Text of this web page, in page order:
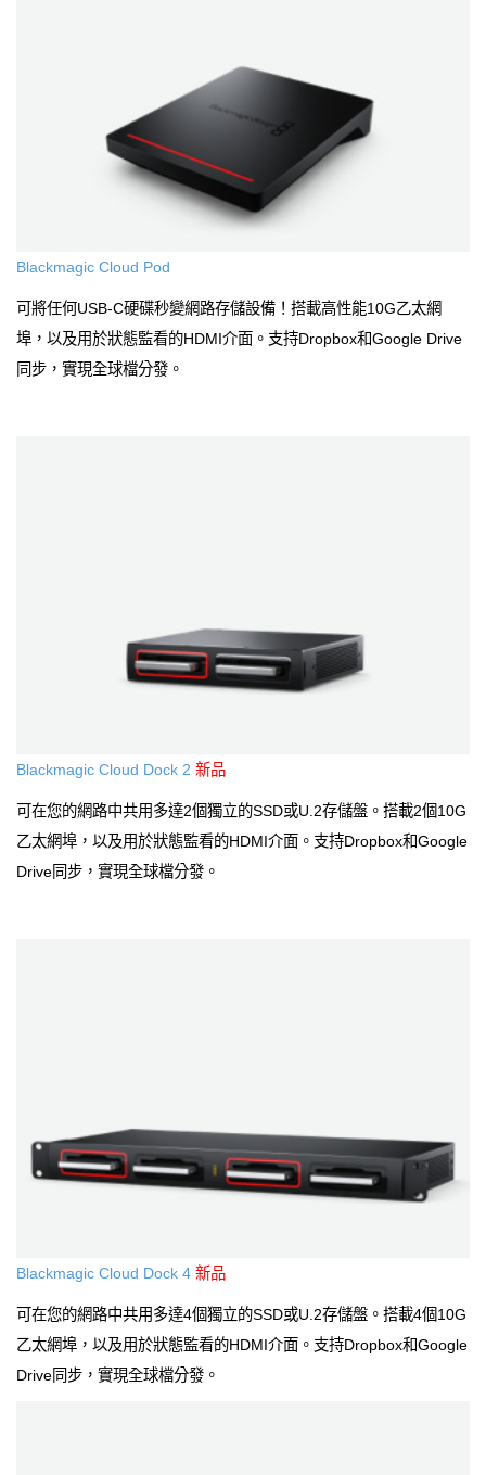
Blackmagic Cloud Pod
可將任何USB-C硬碟秒變網路存儲設備！搭載高性能10G乙太網
埠，以及用於狀態監看的HDMI介面。支持Dropbox和Google Drive
同步，實現全球檔分發。
Blackmagic Cloud Dock 2 新品
可在您的網路中共用多達2個獨立的SSD或U.2存儲盤。搭載2個10G
乙太網埠，以及用於狀態監看的HDMI介面。支持Dropbox和Google
Drive同步，實現全球檔分發。
Blackmagic Cloud Dock 4 新品
可在您的網路中共用多達4個獨立的SSD或U.2存儲盤。搭載4個10G
乙太網埠，以及用於狀態監看的HDMI介面。支持Dropbox和Google
Drive同步，實現全球檔分發。